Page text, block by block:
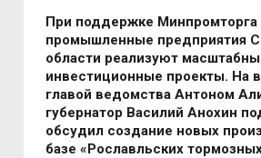
При поддержке Минпромторга
промышленные предприятия
области реализуют
инвестиционные проекты. На
главой ведомства Антоном
губернатор Василий Анохин
обсудил создание новых
базе «Рославльских